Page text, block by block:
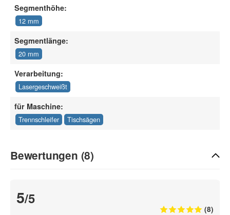
Segmenthöhe:
12 mm
Segmentlänge:
20 mm
Verarbeitung:
Lasergeschweißt
für Maschine:
Trennschleifer Tischsägen
Bewertungen (8)
5/5
(8)